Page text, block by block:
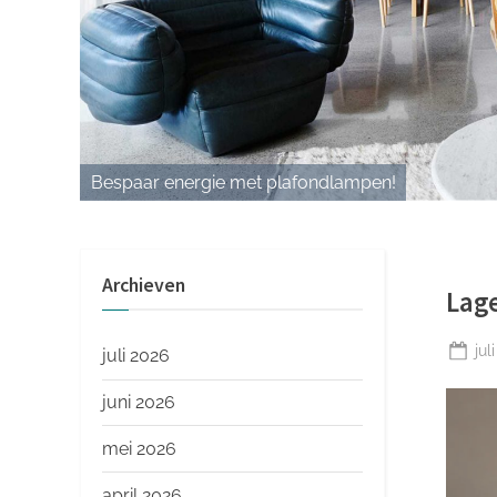
Bespaar energie met plafondlampen!
Archieven
juli 2026
juni 2026
mei 2026